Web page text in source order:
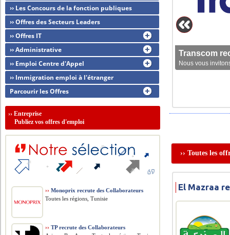
Transcom
Nous vous
›› Toutes les
El Mazraa
›› Les Concours de la fonction publiques
›› Offres des Secteurs Leaders
›› Offres IT
›› Administrative
›› Emploi Centre d'Appel
›› Immigration emploi à l'étranger
Parcourir les Offres
››Entreprise
Publiez vos offres d'emploi
›› Monoprix recrute des Collaborateurs
Toutes les régions, Tunisie
›› TP recrute des Collaborateurs